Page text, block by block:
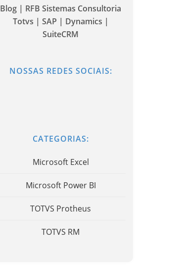
Blog | RFB Sistemas Consultoria
Totvs | SAP | Dynamics |
SuiteCRM
NOSSAS REDES SOCIAIS:
CATEGORIAS:
Microsoft Excel
Microsoft Power BI
TOTVS Protheus
TOTVS RM